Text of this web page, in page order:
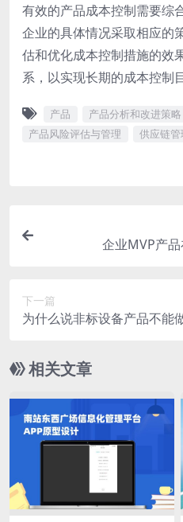
有效的产品成本控制需要综
企业的具体情况采取相应的
估和优化成本控制措施的效
系，以实现长期的成本控制目
产品 产品分析和改进策略
产品风险评估与管理
供应链管
企业MVP产
下一篇
为什么说非标设备产品不能
相关文章